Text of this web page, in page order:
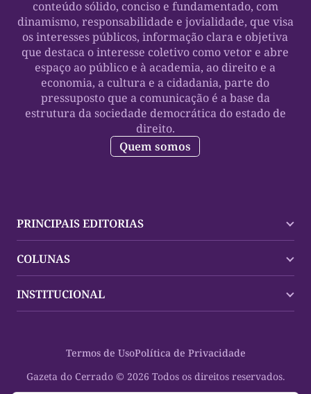
conteúdo sólido, conciso e fundamentado, com
dinamismo, responsabilidade e jovialidade, que visa
os interesses públicos, informação clara e objetiva
que destaca o interesse coletivo como vetor e abre
espaço ao público e à academia, ao direito e a
economia, a cultura e a cidadania, parte do
pressuposto que a comunicação é a base da
estrutura da sociedade democrática do estado de
direito.
Quem somos
PRINCIPAIS EDITORIAS
Últimas Notícias
Palmas
Mundo
Oportunidades
Cultura
Saúde
COLUNAS
Trocando em Miúdos
Policial
Planeta Vivo
Espaço Cidadania
Turistando Gazeta
INSTITUCIONAL
Gazeta do Cerrado © 2026 Todos os direitos reservados.
Termos de UsoPolítica de Privacidade